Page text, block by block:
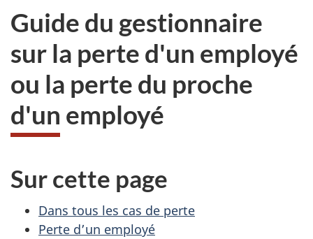
pas
participer
au
sondage
du
site
web,
Guide du gestionnaire
sur la perte d'un employé
ou la perte du proche
d'un employé
Sur cette page
Dans tous les cas de perte
Perte d’un employé